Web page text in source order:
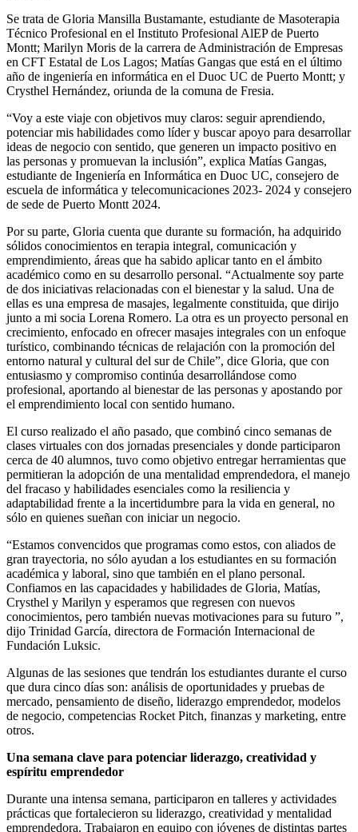
Se trata de Gloria Mansilla Bustamante, estudiante de Masoterapia
Técnico Profesional en el Instituto Profesional AlEP de Puerto
Montt; Marilyn Moris de la carrera de Administración de Empresas
en CFT Estatal de Los Lagos; Matías Gangas que está en el último
año de ingeniería en informática en el Duoc UC de Puerto Montt; y
Crysthel Hernández, oriunda de la comuna de Fresia.
“Voy a este viaje con objetivos muy claros: seguir aprendiendo,
potenciar mis habilidades como líder y buscar apoyo para desarrollar
ideas de negocio con sentido, que generen un impacto positivo en
las personas y promuevan la inclusión”, explica Matías Gangas,
estudiante de Ingeniería en Informática en Duoc UC, consejero de
escuela de informática y telecomunicaciones 2023- 2024 y consejero
de sede de Puerto Montt 2024.
Por su parte, Gloria cuenta que durante su formación, ha adquirido
sólidos conocimientos en terapia integral, comunicación y
emprendimiento, áreas que ha sabido aplicar tanto en el ámbito
académico como en su desarrollo personal. “Actualmente soy parte
de dos iniciativas relacionadas con el bienestar y la salud. Una de
ellas es una empresa de masajes, legalmente constituida, que dirijo
junto a mi socia Lorena Romero. La otra es un proyecto personal en
crecimiento, enfocado en ofrecer masajes integrales con un enfoque
turístico, combinando técnicas de relajación con la promoción del
entorno natural y cultural del sur de Chile”, dice Gloria, que con
entusiasmo y compromiso continúa desarrollándose como
profesional, aportando al bienestar de las personas y apostando por
el emprendimiento local con sentido humano.
El curso realizado el año pasado, que combinó cinco semanas de
clases virtuales con dos jornadas presenciales y donde participaron
cerca de 40 alumnos, tuvo como objetivo entregar herramientas que
permitieran la adopción de una mentalidad emprendedora, el manejo
del fracaso y habilidades esenciales como la resiliencia y
adaptabilidad frente a la incertidumbre para la vida en general, no
sólo en quienes sueñan con iniciar un negocio.
“Estamos convencidos que programas como estos, con aliados de
gran trayectoria, no sólo ayudan a los estudiantes en su formación
académica y laboral, sino que también en el plano personal.
Confiamos en las capacidades y habilidades de Gloria, Matías,
Crysthel y Marilyn y esperamos que regresen con nuevos
conocimientos, pero también nuevas motivaciones para su futuro ”,
dijo Trinidad García, directora de Formación Internacional de
Fundación Luksic.
Algunas de las sesiones que tendrán los estudiantes durante el curso
que dura cinco días son: análisis de oportunidades y pruebas de
mercado, pensamiento de diseño, liderazgo emprendedor, modelos
de negocio, competencias Rocket Pitch, finanzas y marketing, entre
otros.
Una semana clave para potenciar liderazgo, creatividad y
espíritu emprendedor
Durante una intensa semana, participaron en talleres y actividades
prácticas que fortalecieron su liderazgo, creatividad y mentalidad
emprendedora. Trabajaron en equipo con jóvenes de distintas partes